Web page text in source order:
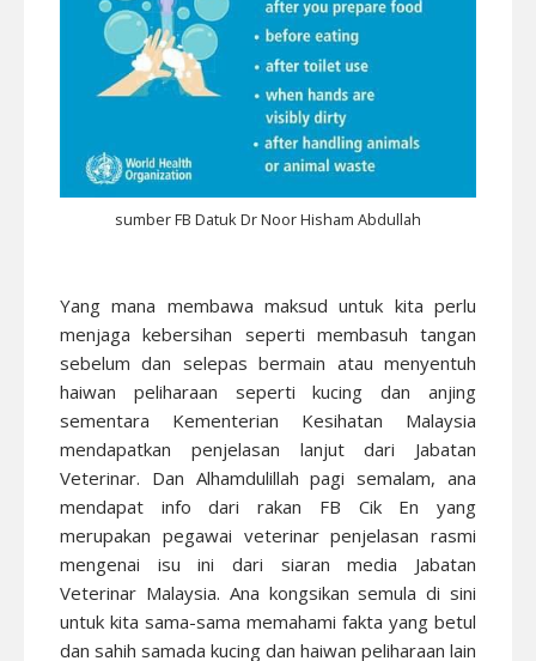
sumber FB Datuk Dr Noor Hisham Abdullah
Yang mana membawa maksud untuk kita perlu
menjaga kebersihan seperti membasuh tangan
sebelum dan selepas bermain atau menyentuh
haiwan peliharaan seperti kucing dan anjing
sementara Kementerian Kesihatan Malaysia
mendapatkan penjelasan lanjut dari Jabatan
Veterinar. Dan Alhamdulillah pagi semalam, ana
mendapat info dari rakan FB Cik En yang
merupakan pegawai veterinar penjelasan rasmi
mengenai isu ini dari siaran media Jabatan
Veterinar Malaysia. Ana kongsikan semula di sini
untuk kita sama-sama memahami fakta yang betul
dan sahih samada kucing dan haiwan peliharaan lain